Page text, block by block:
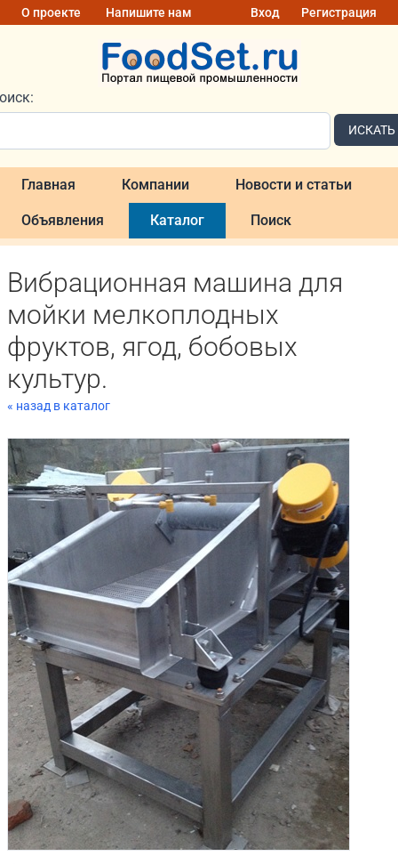
О проекте Напишите нам Вход Регистрация
ИСКАТЬ
Главная Компании Новости и статьи
Объявления Каталог Поиск
Вибрационная машина для
мойки мелкоплодных
фруктов, ягод, бобовых
культур.
« назад в каталог